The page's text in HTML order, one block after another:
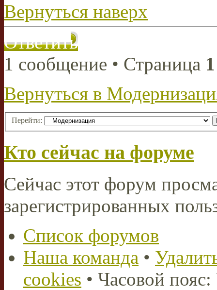
Вернуться наверх
Ответить
1 сообщение • Страница 1
Вернуться в
Перейти:
Кто сейчас на форуме
Сейчас этот форум
зарегистрированных
Список форумов
Наша команда •
cookies • Часовой